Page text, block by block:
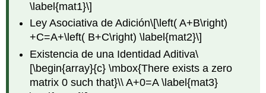
\label{mat1}\]
Ley Asociativa de Adición\[\left( A+B\right)
+C=A+\left( B+C\right) \label{mat2}\]
Existencia de una Identidad Aditiva\
[\begin{array}{c} \mbox{There exists a zero
matrix 0 such that}\\ A+0=A \label{mat3}